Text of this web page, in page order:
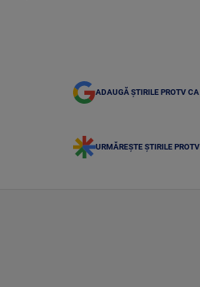
ADAUGĂ ȘTIRILE PROTV CA
URMĂREȘTE ȘTIRILE